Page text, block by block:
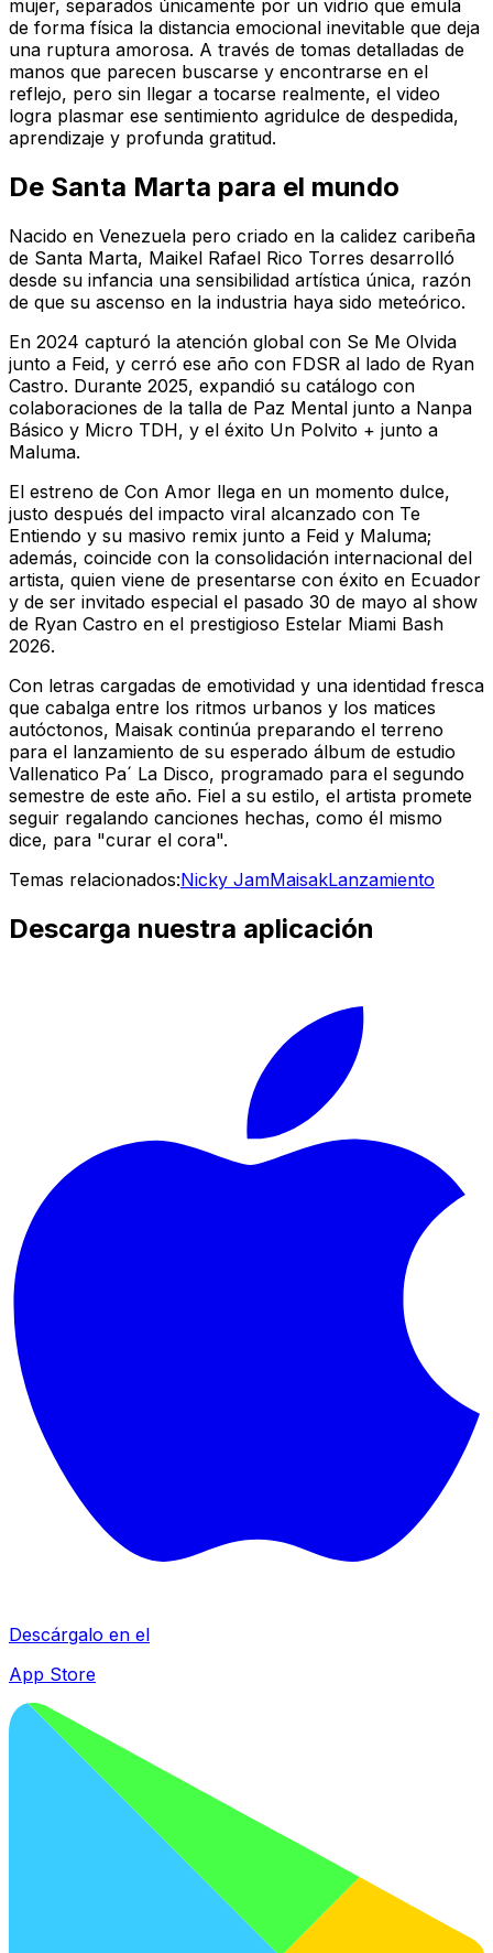
mujer, separados únicamente por un vidrio que emula
de forma física la distancia emocional inevitable que deja
una ruptura amorosa. A través de tomas detalladas de
manos que parecen buscarse y encontrarse en el
reflejo, pero sin llegar a tocarse realmente, el video
logra plasmar ese sentimiento agridulce de despedida,
aprendizaje y profunda gratitud.
De Santa Marta para el mundo
Nacido en Venezuela pero criado en la calidez caribeña
de Santa Marta, Maikel Rafael Rico Torres desarrolló
desde su infancia una sensibilidad artística única, razón
de que su ascenso en la industria haya sido meteórico.
En 2024 capturó la atención global con Se Me Olvida
junto a Feid, y cerró ese año con FDSR al lado de Ryan
Castro. Durante 2025, expandió su catálogo con
colaboraciones de la talla de Paz Mental junto a Nanpa
Básico y Micro TDH, y el éxito Un Polvito + junto a
Maluma.
El estreno de Con Amor llega en un momento dulce,
justo después del impacto viral alcanzado con Te
Entiendo y su masivo remix junto a Feid y Maluma;
además, coincide con la consolidación internacional del
artista, quien viene de presentarse con éxito en Ecuador
y de ser invitado especial el pasado 30 de mayo al show
de Ryan Castro en el prestigioso Estelar Miami Bash
2026.
Con letras cargadas de emotividad y una identidad fresca
que cabalga entre los ritmos urbanos y los matices
autóctonos, Maisak continúa preparando el terreno
para el lanzamiento de su esperado álbum de estudio
Vallenatico Pa´ La Disco, programado para el segundo
semestre de este año. Fiel a su estilo, el artista promete
seguir regalando canciones hechas, como él mismo
dice, para "curar el cora".
Temas relacionados:Nicky JamMaisakLanzamiento
Descarga nuestra aplicación
Descárgalo en el
App Store